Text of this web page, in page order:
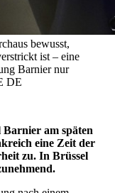
bewusst,
ist – eine
Barnier nur
DE
am späten
eine Zeit der
zu. In Brüssel